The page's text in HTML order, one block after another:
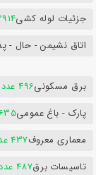
جزئیات لوله کشی2914
اتاق نشیمن - حال -
برق مسکونی496 عدد
پارک - باغ عمومی635
معماری معروف437 عدد
تاسیسات برق487 عدد